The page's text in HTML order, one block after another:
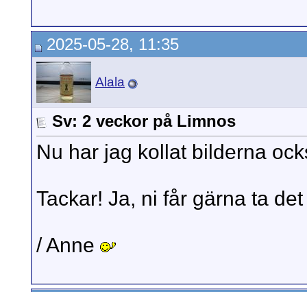
2025-05-28, 11:35
Alala
Sv: 2 veckor på Limnos
Nu har jag kollat bilderna
Tackar! Ja, ni får gärna ta
/ Anne